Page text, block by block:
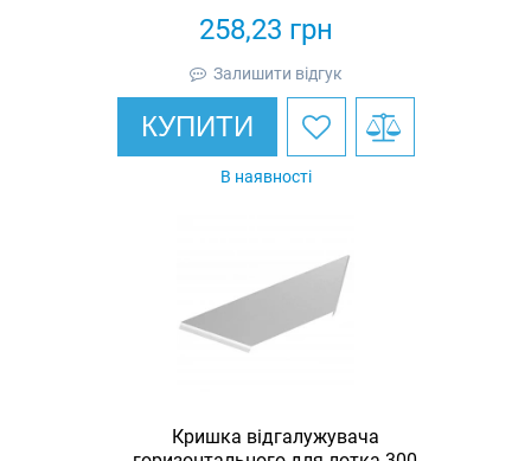
258,23 грн
Залишити відгук
КУПИТИ
В наявності
Кришка відгалужувача